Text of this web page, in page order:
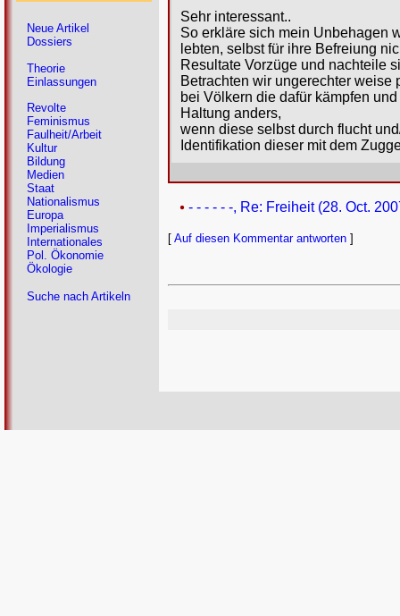
Sehr interessant..
So erkläre sich mein Unbehagen
lebten, selbst für ihre Befreiung
Resultate Vorzüge und nachteile
Betrachten wir ungerechter weise
bei Völkern die dafür kämpfen
Haltung anders,
wenn diese selbst durch flucht
Identifikation dieser mit dem
- - - - - -, Re: Freiheit (28. Oct.
[ Auf diesen Kommentar antworten ]
Neue Artikel
Dossiers
Theorie
Einlassungen
Revolte
Feminismus
Faulheit/Arbeit
Kultur
Bildung
Medien
Staat
Nationalismus
Europa
Imperialismus
Internationales
Pol. Ökonomie
Ökologie
Suche nach Artikeln